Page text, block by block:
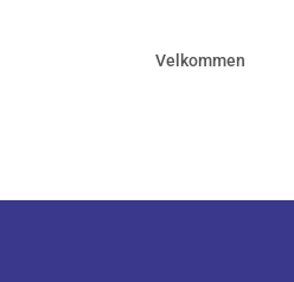
Velkommen